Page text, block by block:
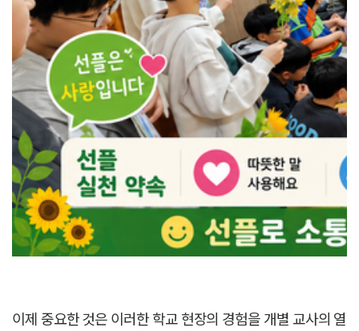
이제 중요한 것은 이러한 학교 현장의 경험을 개별 교사의 열